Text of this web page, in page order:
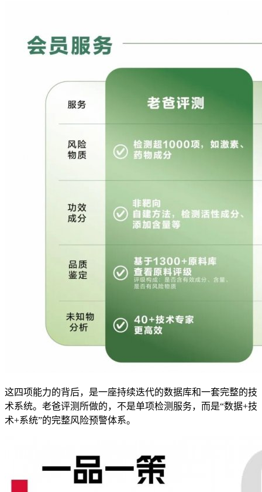
这四项能力的背后，是一座持续迭代的数据库和一套完整的技
术系统。老爸评测所做的，不是单项检测服务，而是“数据+技
术+系统”的完整风险预警体系。